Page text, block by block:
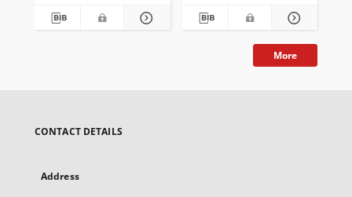
More
CONTACT DETAILS
Address